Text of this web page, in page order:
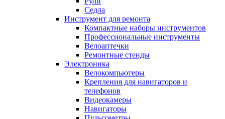
Седла
Инструмент для ремонта
Компактные наборы инструментов
Профессиональные инструменты
Велоаптечки
Ремонтные стенды
Электроника
Велокомпьютеры
Крепления для навигаторов и
телефонов
Видеокамеры
Навигаторы